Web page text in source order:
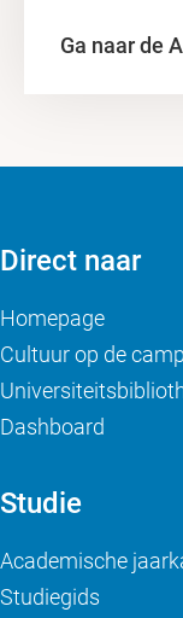
Ga naar de
Direct naar
Homepage
Cultuur op de
Dashboard
Studie
Academische
Studiegids